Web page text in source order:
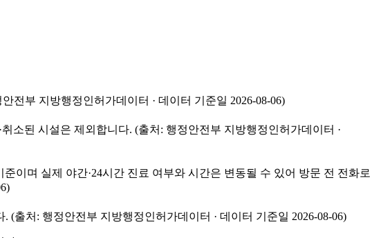
전부 지방행정인허가데이터 · 데이터 기준일 2026-08-06)
소된 시설은 제외합니다. (출처: 행정안전부 지방행정인허가데이터 ·
이며 실제 야간·24시간 진료 여부와 시간은 변동될 수 있어 방문 전 전화로
출처: 행정안전부 지방행정인허가데이터 · 데이터 기준일 2026-08-06)